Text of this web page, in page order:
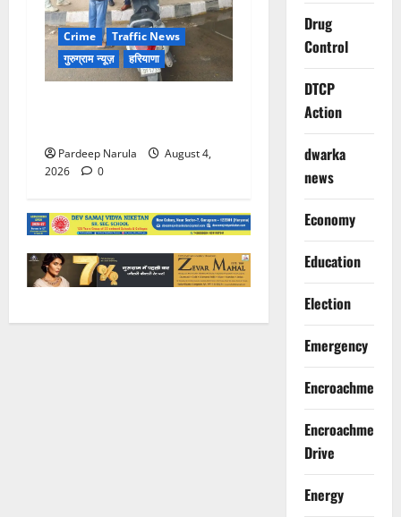
Crime
Traffic News
गुरुग्राम न्यूज़
हरियाणा
Pardeep Narula
August 4,
2026
0
Drug
Control
DTCP
Action
dwarka
news
Economy
Education
Election
Emergency
Encroachment
Encroachment
Drive
Energy